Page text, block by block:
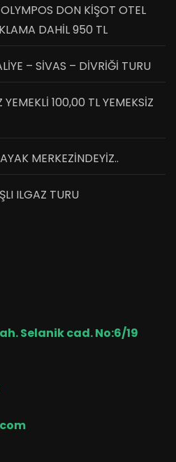
DON KİŞOT OTEL
DAHİL 950 TL
– SİVAS – DİVRİĞİ TURU
100,00 TL YEMEKSİZ
MERKEZİNDEYİZ..
ILGAZ TURU
Selanik cad. No:6/19